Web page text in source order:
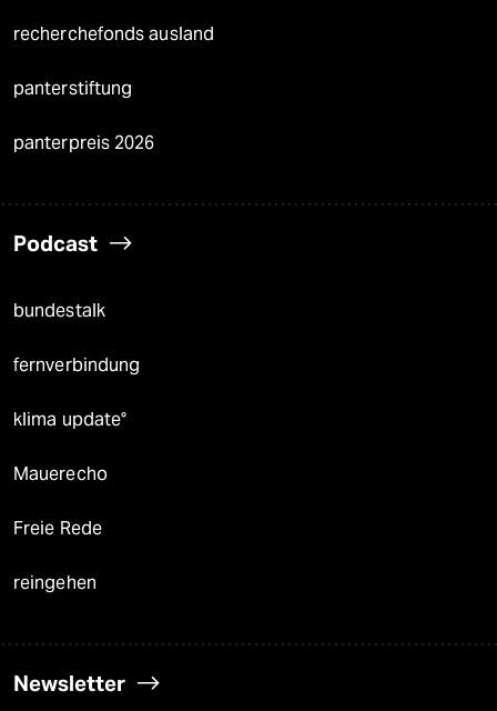
recherchefonds ausland
panterstiftung
panterpreis 2026
Podcast
bundestalk
fernverbindung
klima update°
Mauerecho
Freie Rede
reingehen
Newsletter